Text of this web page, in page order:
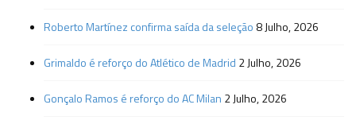
Roberto Martínez confirma saída da seleção 8 Julho, 2026
Grimaldo é reforço do Atlético de Madrid 2 Julho, 2026
Gonçalo Ramos é reforço do AC Milan 2 Julho, 2026